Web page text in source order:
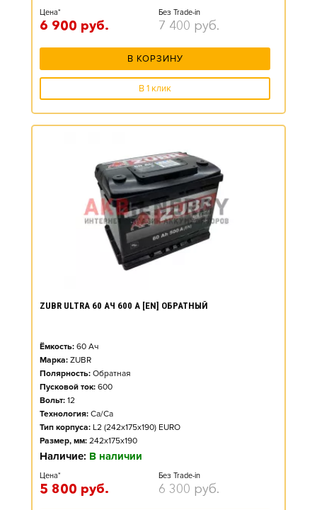
Цена*
6 900 руб.
Без Trade-in
7 400 руб.
В КОРЗИНУ
В 1 клик
ZUBR ULTRA 60 АЧ 600 А [EN] ОБРАТНЫЙ
Ёмкость: 60 Ач
Марка: ZUBR
Полярность: Обратная
Пусковой ток: 600
Вольт: 12
Технология: Ca/Ca
Тип корпуса: L2 (242x175x190) EURO
Размер, мм: 242x175x190
Наличие: В наличии
Цена*
5 800 руб.
Без Trade-in
6 300 руб.